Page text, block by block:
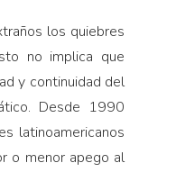
los quiebres
no implica que
y continuidad del
Desde 1990
latinoamericanos
o menor apego al